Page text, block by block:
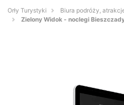
Orły Turystyki
Biura podróży,
Zielony Widok - noclegi